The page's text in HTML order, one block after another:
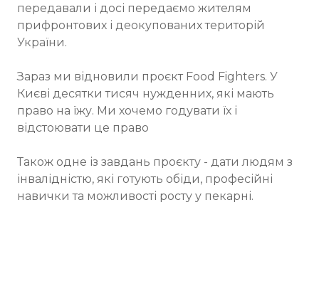
передавали і досі передаємо жителям
прифронтових і деокупованих територій
України.
Зараз ми відновили проєкт Food Fighters. У
Києві десятки тисяч нужденних, які мають
право на їжу. Ми хочемо годувати їх і
відстоювати це право
Також одне із завдань проєкту - дати людям з
інвалідністю, які готують обіди, професійні
навички та можливості росту у пекарні.